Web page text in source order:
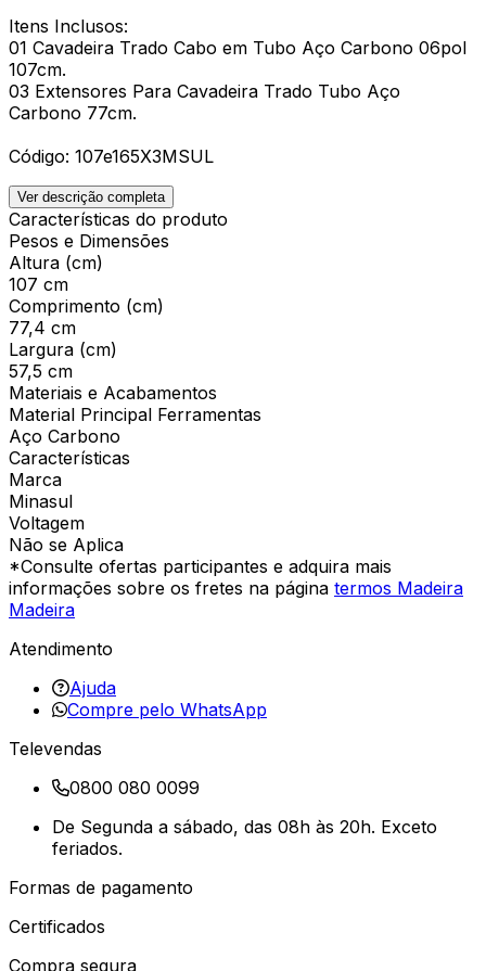
Itens Inclusos:
01 Cavadeira Trado Cabo em Tubo Aço Carbono 06pol
107cm.
03 Extensores Para Cavadeira Trado Tubo Aço
Carbono 77cm.
Código: 107e165X3MSUL
Ver descrição completa
Características do produto
Pesos e Dimensões
Altura (cm)
107 cm
Comprimento (cm)
77,4 cm
Largura (cm)
57,5 cm
Materiais e Acabamentos
Material Principal Ferramentas
Aço Carbono
Características
Marca
Minasul
Voltagem
Não se Aplica
*Consulte ofertas participantes e adquira mais
informações sobre os fretes na página termos Madeira
Madeira
Atendimento
Ajuda
Compre pelo WhatsApp
Televendas
0800 080 0099
De Segunda a sábado, das 08h às 20h. Exceto
feriados.
Formas de pagamento
Certificados
Compra segura